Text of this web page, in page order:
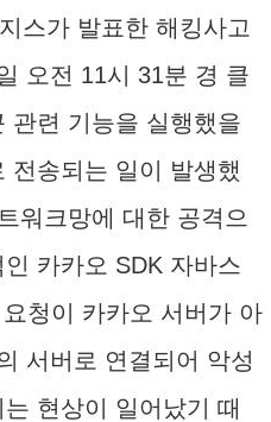
스가 발표한 해킹사고
오전 11시 31분 경 클
관련 기능을 실행했을
전송되는 일이 발생했
워크망에 대한 공격으
카카오 SDK 자바스
청이 카카오 서버가 아
서버로 연결되어 악성
현상이 일어났기 때